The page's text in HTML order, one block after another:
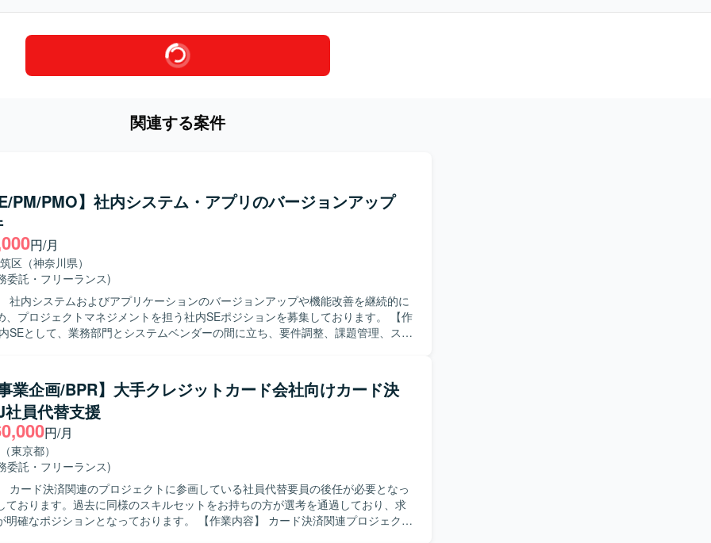
関連する案件
PM/PMO】社内システム・アプリのバージョンアップ
円/月
区（神奈川県）
委託・フリーランス)
社内システムおよびアプリケーションのバージョンアップや機能改善を継続的に
プロジェクトマネジメントを担う社内SEポジションを募集しております。 【作
SEとして、業務部門とシステムベンダーの間に立ち、要件調整、課題管理、スケ
頂きます。 また、プロジェクトメンバーとなる社内人員に対して、助言やフォロ
関係者を巻き込みつつプロジェクトを推進して頂きます。 【求める人物像】
に5W1Hを明確に示し、自ら考えて行動に移せる方を求めております。 指示待ち
ーダーとして主体的かつ前向きに動けるタイプの方を歓迎いたします。 ベンダー
との折衝・調整を円滑に行える高いコミュニケーション能力をお持ちの方にマッ
システムやアプリのバージョンアップを通
率化や事業成長に直結するプロジェクトに上流工程から関わることができます。
クホルダーと協働しながら、要件整理から推進まで一貫して携わることで、ビジ
ェクトマネジメントスキルの双方を高められる環境です。 【開発環境】 Web
びスマートフォンアプリケーションを対象としたプロジェクト環境となります。
業企画/BPR】大手クレジットカード会社向けカード決
員代替支援
円/月
東京都）
委託・フリーランス)
カード決済関連のプロジェクトに参画している社員代替要員の後任が必要となっ
ております。過去に同様のスキルセットをお持ちの方が選考を通過しており、求
ションとなっております。 【作業内容】 カード決済関連プロジェクト